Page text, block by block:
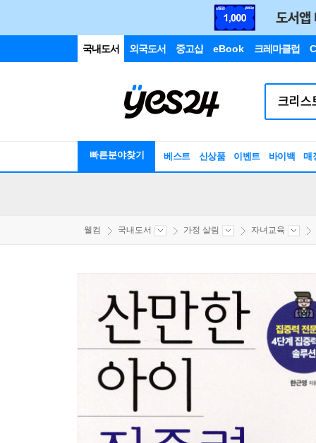
국내도서 외국도서 중고샵 eBook 크레마클럽
빠른분야찾기 베스트 신상품 이벤트 바이백 매
웰컴 국내도서 가정 살림 자녀교육